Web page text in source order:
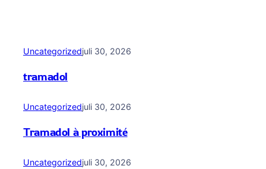
Uncategorizedjuli 30, 2026
tramadol
Uncategorizedjuli 30, 2026
Tramadol à proximité
Uncategorizedjuli 30, 2026